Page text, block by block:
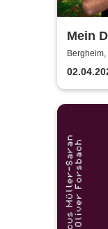
Mein
Bergheim,